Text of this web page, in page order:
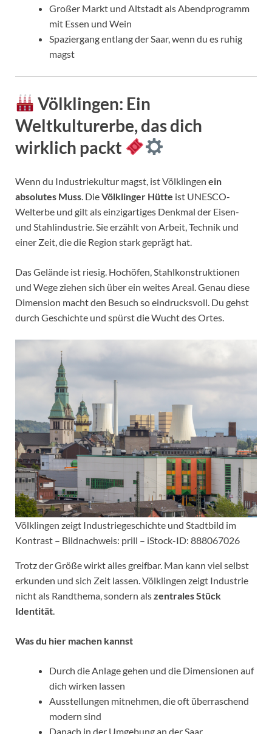
Großer Markt und Altstadt als Abendprogramm
mit Essen und Wein
Spaziergang entlang der Saar, wenn du es ruhig
magst
Völklingen: Ein
Weltkulturerbe, das dich
wirklich packt
Wenn du Industriekultur magst, ist Völklingen ein
absolutes Muss . DieVölklinger Hütte ist UNESCO-
Welterbe und gilt als einzigartiges Denkmal der Eisen-
und Stahlindustrie. Sie erzählt von Arbeit, Technik und
einer Zeit, die die Region stark geprägt hat.
Das Gelände ist riesig. Hochöfen, Stahlkonstruktionen
und Wege ziehen sich über ein weites Areal. Genau diese
Dimension macht den Besuch so eindrucksvoll. Du gehst
durch Geschichte und spürst die Wucht des Ortes.
Völklingen zeigt Industriegeschichte und Stadtbild im
Kontrast – Bildnachweis: prill – iStock-ID: 888067026
Trotz der Größe wirkt alles greifbar. Man kann viel selbst
erkunden und sich Zeit lassen. Völklingen zeigt Industrie
nicht als Randthema, sondern alszentrales Stück
Identität.
Was du hier machen kannst
Durch die Anlage gehen und die Dimensionen auf
dich wirken lassen
Ausstellungen mitnehmen, die oft überraschend
modern sind
Danach in der Umgebung an der Saar